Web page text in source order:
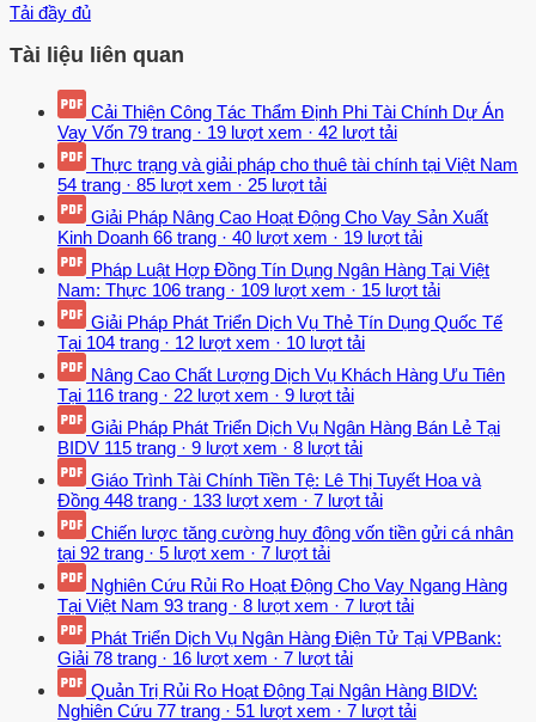
Tải đầy đủ
Tài liệu liên quan
Cải Thiện Công Tác Thẩm Định Phi Tài Chính Dự Án
Vay Vốn 79 trang · 19 lượt xem · 42 lượt tải
Thực trạng và giải pháp cho thuê tài chính tại Việt Nam
54 trang · 85 lượt xem · 25 lượt tải
Giải Pháp Nâng Cao Hoạt Động Cho Vay Sản Xuất
Kinh Doanh 66 trang · 40 lượt xem · 19 lượt tải
Pháp Luật Hợp Đồng Tín Dụng Ngân Hàng Tại Việt
Nam: Thực 106 trang · 109 lượt xem · 15 lượt tải
Giải Pháp Phát Triển Dịch Vụ Thẻ Tín Dụng Quốc Tế
Tại 104 trang · 12 lượt xem · 10 lượt tải
Nâng Cao Chất Lượng Dịch Vụ Khách Hàng Ưu Tiên
Tại 116 trang · 22 lượt xem · 9 lượt tải
Giải Pháp Phát Triển Dịch Vụ Ngân Hàng Bán Lẻ Tại
BIDV 115 trang · 9 lượt xem · 8 lượt tải
Giáo Trình Tài Chính Tiền Tệ: Lê Thị Tuyết Hoa và
Đồng 448 trang · 133 lượt xem · 7 lượt tải
Chiến lược tăng cường huy động vốn tiền gửi cá nhân
tại 92 trang · 5 lượt xem · 7 lượt tải
Nghiên Cứu Rủi Ro Hoạt Động Cho Vay Ngang Hàng
Tại Việt Nam 93 trang · 8 lượt xem · 7 lượt tải
Phát Triển Dịch Vụ Ngân Hàng Điện Tử Tại VPBank:
Giải 78 trang · 16 lượt xem · 7 lượt tải
Quản Trị Rủi Ro Hoạt Động Tại Ngân Hàng BIDV:
Nghiên Cứu 77 trang · 51 lượt xem · 7 lượt tải